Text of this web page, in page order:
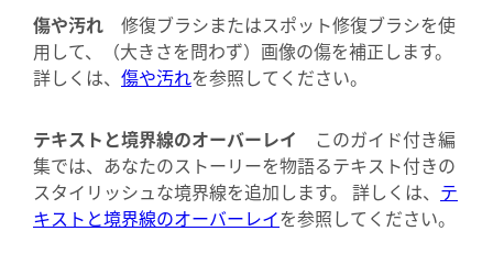
傷や汚れ
修復ブラシまたはスポット修復ブラシを使
用して、（大きさを問わず）画像の傷を補正します。
詳しくは、 傷や汚れを参照してください。
テキストと境界線のオーバーレイ
このガイド付き編
集では、あなたのストーリーを物語るテキスト付きの
スタイリッシュな境界線を追加します。 詳しくは、 テ
キストと境界線のオーバーレイを参照してください。